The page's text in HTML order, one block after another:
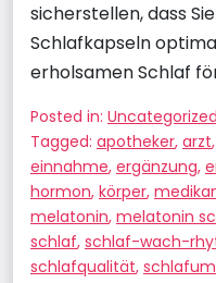
sicherstellen, dass
Schlafkapseln
erholsamen Schlaf
Posted in: Uncategorized
Tagged: apotheker, arzt,
einnahme, ergänzung,
hormon, körper,
melatonin, melatonin
schlaf, schlaf-wach-
schlafqualität,